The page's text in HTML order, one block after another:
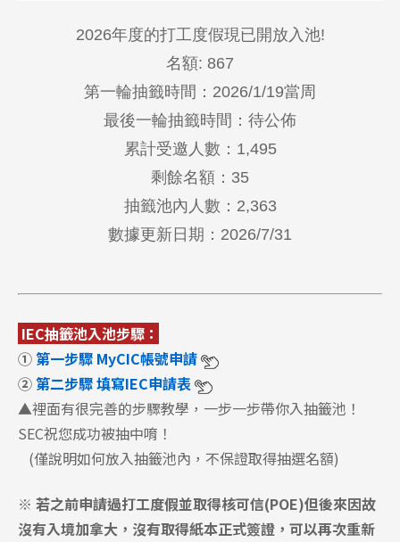
2026年度的打工度假現已開放入池!
名額: 867
第一輪抽籤時間：2026/1/19當周
最後一輪抽籤時間： 待公佈
累計受邀人數：1,495
剩餘名額：35
抽籤池內人數：2,363
數據更新日期：2026/7/31
IEC抽籤池入池步驟：
①第一步驟 MyCIC帳號申請
②第二步驟 填寫IEC申請表
▲裡面有很完善的步驟教學，一步一步帶你入抽籤池！
SEC祝您成功被抽中唷！
(僅說明如何放入抽籤池內，不保證取得抽選名額)
※ 若之前申請過打工度假並取得核可信(POE)但後來因故
沒有入境加拿大，沒有取得紙本正式簽證，可以再次重新